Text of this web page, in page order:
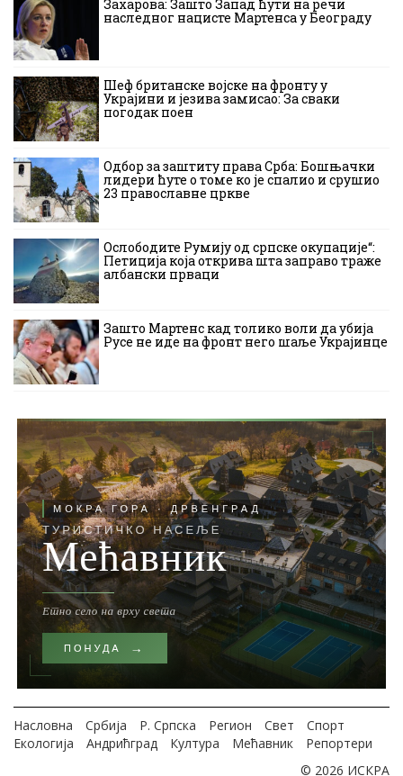
Захарова: Зашто Запад ћути на речи
наследног нацисте Мартенса у Београду
Шеф британске војске на фронту у
Украјини и језива замисао: За сваки
погодак поен
Одбор за заштиту права Срба: Бошњачки
лидери ћуте о томе ко је спалио и срушио
23 православне цркве
Ослободите Румију од српске окупације“:
Петиција која открива шта заправо траже
албански прваци
Зашто Мартенс кад толико воли да убија
Русе не иде на фронт него шаље Украјинце
Насловна Србија Р. Српска Регион Свет
Спорт
Екологија
Андрићград Култура Мећавник
Репортери
© 2026 ИСКРА